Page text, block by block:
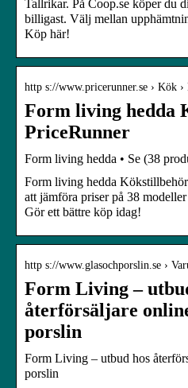
Tallrikar. På Coop.se köper du
billigast. Välj mellan
Köp här!
http s://www.pricerunner.se › Kök
Form living hedda
PriceRunner
Form living hedda • Se (38
Form living hedda
att jämföra priser på 38
Gör ett bättre köp idag!
http s://www.glasochporslin.se ›
Form Living –
återförsäljare
porslin
Form Living – utbud hos
porslin